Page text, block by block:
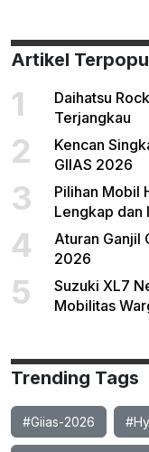
Artikel
1
Daihatsu
Terjangkau
2
Kencan
GIIAS 2026
3
Pilihan Mobil
Lengkap dan
4
Aturan Ganjil
2026
5
Suzuki XL7
Mobilitas
Trending Tags
#Giias-2026